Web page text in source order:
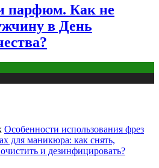
парфюм. Как не
в День
Особенности использования фрез
для маникюра: как снять,
и дезинфицировать?